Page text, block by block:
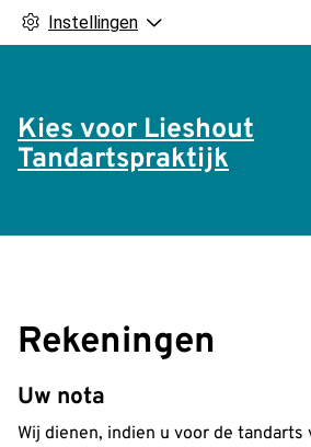
Instellingen
Kies voor Lieshout
Tandartspraktijk
Rekeningen
Uw nota
Wij dienen, indien u voor de